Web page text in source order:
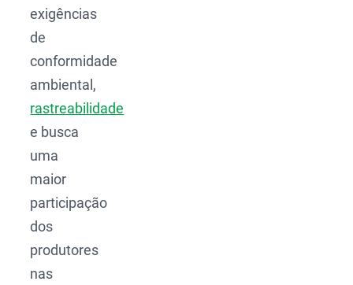
exigências
de
conformidade
ambiental,
rastreabilidade
e busca
uma
maior
participação
dos
produtores
nas